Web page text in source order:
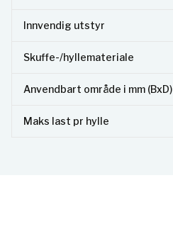
Innvendig utstyr
Skuffe-/hyllemateriale
Anvendbart område i mm (BxD)
Maks last pr hylle